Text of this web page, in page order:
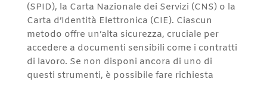
(SPID), la Carta Nazionale dei Servizi (CNS) o la
Carta d’Identità Elettronica (CIE). Ciascun
metodo offre un’alta sicurezza, cruciale per
accedere a documenti sensibili come i contratti
di lavoro. Se non disponi ancora di uno di
questi strumenti, è possibile fare richiesta